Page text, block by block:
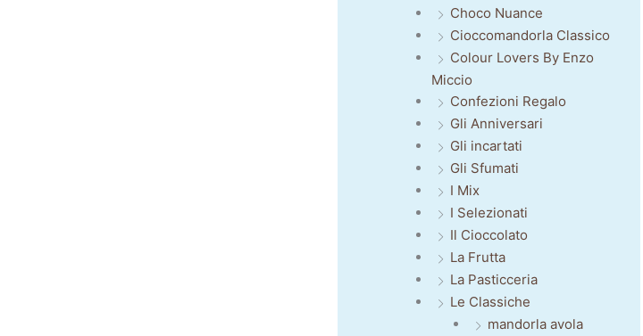
Choco Nuance
Cioccomandorla Classico
Colour Lovers By Enzo
Miccio
Confezioni Regalo
Gli Anniversari
Gli incartati
Gli Sfumati
I Mix
I Selezionati
Il Cioccolato
La Frutta
La Pasticceria
Le Classiche
mandorla avola